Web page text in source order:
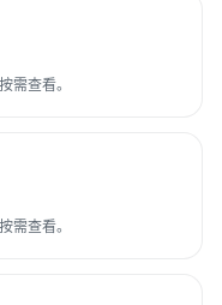
需查看。
需查看。